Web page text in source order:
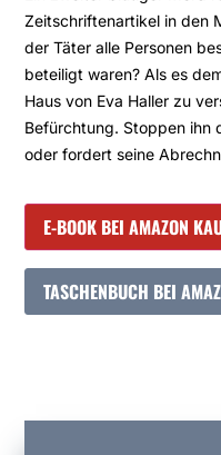
Zeitschriftenartikel in den
der Täter alle Personen
beteiligt waren? Als es
Haus von Eva Haller zu
Befürchtung. Stoppen ihn
oder fordert seine
E-BOOK BEI AMAZON
TASCHENBUCH BEI